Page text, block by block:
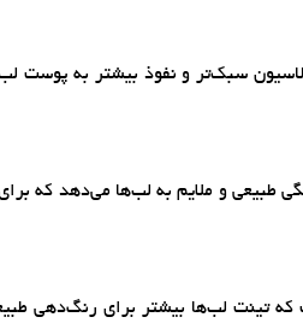
سبک‌تر و نفوذ بیشتر به پوست لب،
طبیعی و ملایم به لب‌ها می‌دهد که
تینت لب‌ها بیشتر برای رنگ‌دهی